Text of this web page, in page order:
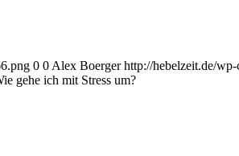
0 0Alex Boerger http://hebelzeit.de/
gehe ich mit Stress um?